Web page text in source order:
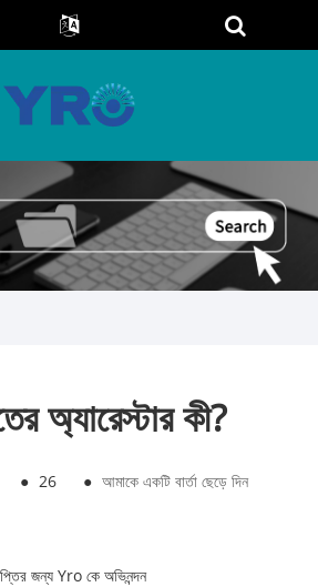
অ্যারেস্টার কী?
● 26 ● আমাকে একটি বার্তা ছেড়ে দিন
জন্য Yro কে অভিনন্দন